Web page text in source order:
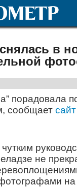
в
порадовала
сообщает
не
на